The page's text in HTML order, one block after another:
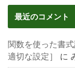
最近のコメント
関数を使った書
適切な設定］
に